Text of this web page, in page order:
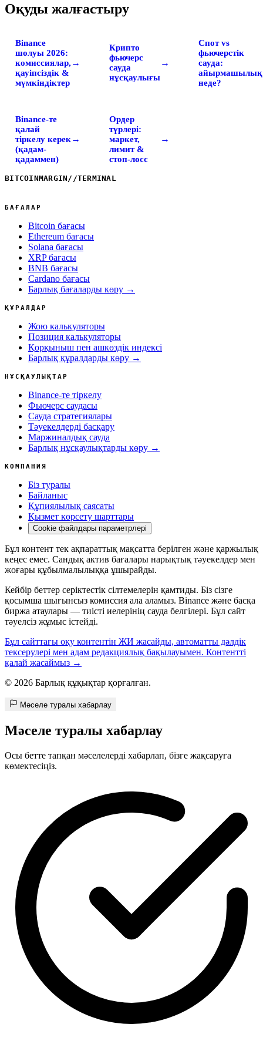
Оқуды жалғастыру
Binance
шолуы 2026:
комиссиялар,
қауіпсіздік &
мүмкіндіктер
→
Крипто
фьючерс
сауда
нұсқаулығы
→
Спот vs
фьючерстік
сауда:
айырмашылық
неде?
Binance-те
қалай
тіркелу керек
(қадам-
қадаммен)
→
Ордер
түрлері:
маркет,
лимит &
стоп-лосс
→
BITCOINMARGIN //TERMINAL
БАҒАЛАР
Bitcoin бағасы
Ethereum бағасы
Solana бағасы
XRP бағасы
BNB бағасы
Cardano бағасы
Барлық бағаларды көру →
ҚҰРАЛДАР
Жою калькуляторы
Позиция калькуляторы
Қорқыныш пен ашкөздік индексі
Барлық құралдарды көру →
НҰСҚАУЛЫҚТАР
Binance-те тіркелу
Фьючерс саудасы
Сауда стратегиялары
Тәуекелдерді басқару
Маржиналдық сауда
Барлық нұсқаулықтарды көру →
КОМПАНИЯ
Біз туралы
Байланыс
Құпиялылық саясаты
Қызмет көрсету шарттары
Cookie файлдары параметрлері
Бұл контент тек ақпараттық мақсатта берілген және қаржылық
кеңес емес. Сандық актив бағалары нарықтық тәуекелдер мен
жоғары құбылмалылыққа ұшырайды.
Кейбір беттер серіктестік сілтемелерін қамтиды. Біз сізге
қосымша шығынсыз комиссия ала аламыз. Binance және басқа
биржа атаулары — тиісті иелерінің сауда белгілері. Бұл сайт
тәуелсіз жұмыс істейді.
Бұл сайттағы оқу контентін ЖИ жасайды, автоматты дәлдік
тексерулері мен адам редакциялық бақылауымен. Контентті
қалай жасаймыз →
© 2026 Барлық құқықтар қорғалған.
Мәселе туралы хабарлау
Мәселе туралы хабарлау
Осы бетте тапқан мәселелерді хабарлап, бізге жақсаруға
көмектесіңіз.